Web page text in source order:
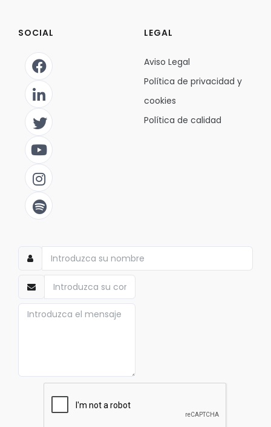
SOCIAL LEGAL
Aviso Legal
Política de privacidad y
cookies
Política de calidad